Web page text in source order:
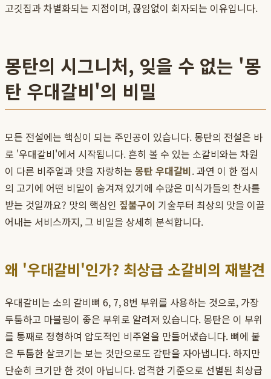
고깃집과 차별화되는 지점이며, 끊임없이 회자되는 이유입니다.
몽탄의 시그니처, 잊을 수 없는 '몽
탄 우대갈비'의 비밀
모든 전설에는 핵심이 되는 주인공이 있습니다. 몽탄의 전설은 바
로 '우대갈비'에서 시작됩니다. 흔히 볼 수 있는 소갈비와는 차원
이 다른 비주얼과 맛을 자랑하는 몽탄 우대갈비. 과연 이 한 접시
의 고기에 어떤 비밀이 숨겨져 있기에 수많은 미식가들의 찬사를
받는 것일까요? 맛의 핵심인 짚불구이 기술부터 최상의 맛을 이끌
어내는 서비스까지, 그 비밀을 상세히 분석합니다.
왜 '우대갈비'인가? 최상급 소갈비의 재발견
우대갈비는 소의 갈비뼈 6, 7, 8번 부위를 사용하는 것으로, 가장
두툼하고 마블링이 좋은 부위로 알려져 있습니다. 몽탄은 이 부위
를 통째로 정형하여 압도적인 비주얼을 만들어냈습니다. 뼈에 붙
은 두툼한 살코기는 보는 것만으로도 감탄을 자아냅니다. 하지만
단순히 크기만 한 것이 아닙니다. 엄격한 기준으로 선별된 최상급